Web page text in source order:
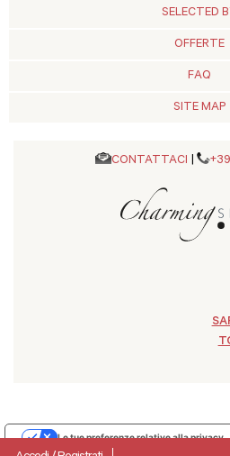
SELECTED
OFFERTE
FAQ
SITE MAP
CONTATTACI
Le tue preferenze relative alla privacy